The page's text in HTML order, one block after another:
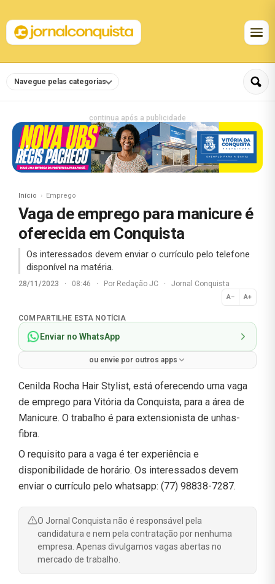
Navegue pelas categorias
continua após a publicidade
Início Emprego
Vaga de emprego para manicure é
oferecida em Conquista
Os interessados devem enviar o currículo pelo telefone
disponível na matéria.
28/11/2023 · 08:46 · Por Redação JC · Jornal Conquista
A− A+
Normal
COMPARTILHE ESTA NOTÍCIA
Enviar no WhatsApp
ou envie por outros apps
Cenilda Rocha Hair Stylist, está oferecendo uma vaga
de emprego para Vitória da Conquista, para a área de
Manicure. O trabalho é para extensionista de unhas-
fibra.
O requisito para a vaga é ter experiência e
disponibilidade de horário. Os interessados devem
enviar o currículo pelo whatsapp: (77) 98838-7287.
O Jornal Conquista não é responsável pela
candidatura e nem pela contratação por nenhuma
empresa. Apenas divulgamos vagas abertas no
mercado de trabalho.